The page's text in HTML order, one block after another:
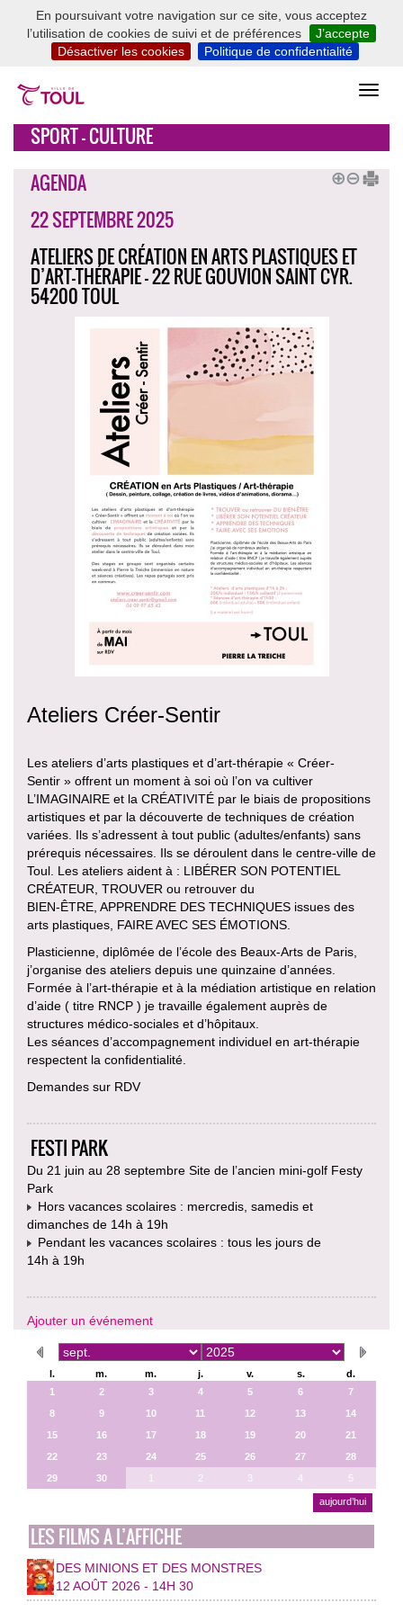
En poursuivant votre navigation sur ce site, vous acceptez
l’utilisation de cookies de suivi et de préférences
J’accepte
Désactiver les cookies
Politique de confidentialité
SPORT - CULTURE
AGENDA
22 SEPTEMBRE 2025
ATELIERS DE CRÉATION EN ARTS PLASTIQUES ET
D’ART-THÉRAPIE - 22 RUE GOUVION SAINT CYR.
54200 TOUL
Ateliers Créer-Sentir
Les ateliers d’arts plastiques et d’art-thérapie « Créer-
Sentir » offrent un moment à soi où l’on va cultiver
L’IMAGINAIRE et la CRÉATIVITÉ par le biais de propositions
artistiques et par la découverte de techniques de création
variées. Ils s’adressent à tout public (adultes/enfants) sans
prérequis nécessaires. Ils se déroulent dans le centre-ville de
Toul. Les ateliers aident à : LIBÉRER SON POTENTIEL
CRÉATEUR, TROUVER ou retrouver du
BIEN-ÊTRE, APPRENDRE DES TECHNIQUES issues des
arts plastiques, FAIRE AVEC SES ÉMOTIONS.
Plasticienne, diplômée de l’école des Beaux-Arts de Paris,
j’organise des ateliers depuis une quinzaine d’années.
Formée à l’art-thérapie et à la médiation artistique en relation
d’aide ( titre RNCP ) je travaille également auprès de
structures médico-sociales et d’hôpitaux.
Les séances d’accompagnement individuel en art-thérapie
respectent la confidentialité.
Demandes sur RDV
FESTI PARK
Du 21 juin au 28 septembre Site de l’ancien mini-golf Festy
Park
Hors vacances scolaires : mercredis, samedis et
dimanches de 14h à 19h
Pendant les vacances scolaires : tous les jours de
14h à 19h
Ajouter un événement
l. m. m. j. v. s.
d.
1
2 3 4 5 6
7
8
9 10 11 12 13
14
15
16 17 18 19 20
21
22
23 24 25 26 27
28
29
30 1 2 3 4 5
aujourd’hui
LES FILMS A L’AFFICHE
DES MINIONS ET DES MONSTRES
12 AOÛT 2026 - 14H 30